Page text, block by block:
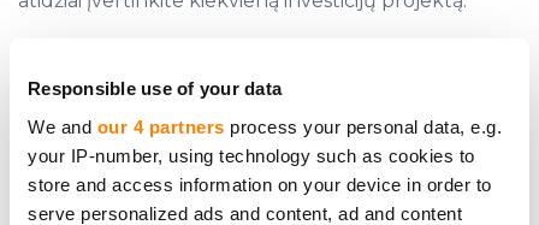
Responsible use of your data
We and our 4 partners process your personal data, e.g.
your IP-number, using technology such as cookies to
store and access information on your device in order to
serve personalized ads and content, ad and content
Reikia papildomos pagalbos?
Susisiekite su mumis